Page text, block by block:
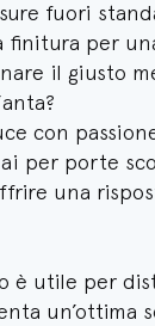
fuori
finitura per
il giusto
con
per porte
una
è utile per
un’ottima